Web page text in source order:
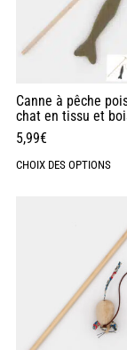
Canne à pêche
chat en tissu et
5,99€
CHOIX DES OPTIONS